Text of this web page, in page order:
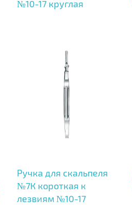
№10-17 круглая
Ручка для скальпеля
№7К короткая к
лезвиям №10-17